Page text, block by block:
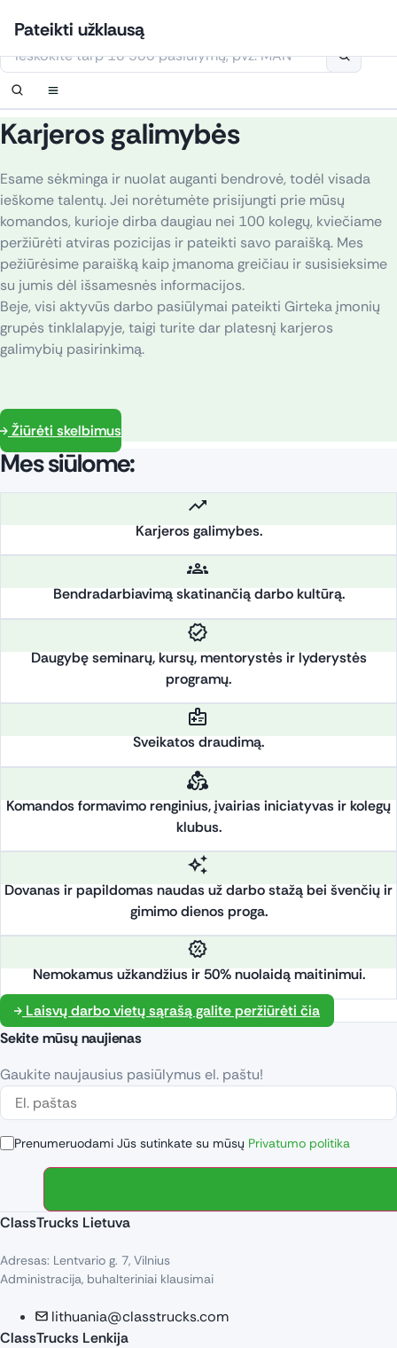
prie
turinio
Karjeros galimybės
Esame sėkminga ir nuolat auganti bendrovė, todėl visada
ieškome talentų. Jei norėtumėte prisijungti prie mūsų
komandos, kurioje dirba daugiau nei 100 kolegų, kviečiame
peržiūrėti atviras pozicijas ir pateikti savo paraišką. Mes
pežiūrėsime paraišką kaip įmanoma greičiau ir susisieksime
su jumis dėl išsamesnės informacijos.
Beje, visi aktyvūs darbo pasiūlymai pateikti Girteka įmonių
grupės tinklalapyje, taigi turite dar platesnį karjeros
galimybių pasirinkimą.
Žiūrėti skelbimus
Mes siūlome:
Karjeros galimybes.
Bendradarbiavimą skatinančią darbo kultūrą.
Daugybę seminarų, kursų, mentorystės ir lyderystės
programų.
Sveikatos draudimą.
Komandos formavimo renginius, įvairias iniciatyvas ir kolegų
klubus.
Dovanas ir papildomas naudas už darbo stažą bei švenčių ir
gimimo dienos proga.
Nemokamus užkandžius ir 50% nuolaidą maitinimui.
Laisvų darbo vietų sąrašą galite peržiūrėti čia
Sekite mūsų naujienas
Gaukite naujausius pasiūlymus el. paštu!
Prenumeruodami Jūs sutinkate su mūsų Privatumo politika
ClassTrucks Lietuva
Adresas: Lentvario g. 7, Vilnius
Administracija, buhalteriniai klausimai
lithuania@classtrucks.com
ClassTrucks Lenkija​
Prisijungti
Nustatyti pranešimą
Šioje svetainėje naudojami slapukai
Susisiekite
Užsakyti perskambinimą
Pateikti užklausą
Nustatyti pranešimą